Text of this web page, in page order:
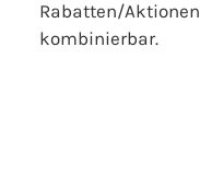
Rabatten/Aktionen
kombinierbar.